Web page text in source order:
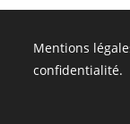
Mentions
confidentialité.